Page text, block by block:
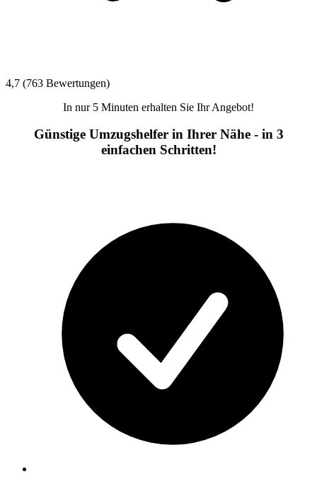
4,7 (763 Bewertungen)
In nur 5 Minuten erhalten Sie Ihr Angebot!
Günstige Umzugshelfer in Ihrer Nähe - in 3
einfachen Schritten!